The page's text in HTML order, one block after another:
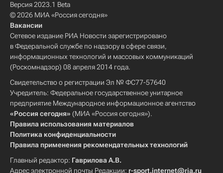
Версия 2023.1 Beta
© 2026 МИА «Россия сегодня»
Вакансии
Сетевое издание РИА Новости зарегистрировано
в Федеральной службе по надзору в сфере связи,
информационных технологий и массовых коммуникаций
(Роскомнадзор) 08 апреля 2014 года.
Свидетельство о регистрации Эл № ФС77-57640
Учредитель: Федеральное государственное унитарное
предприятие Международное информационное агентство
«Россия сегодня» (МИА «Россия сегодня»).
Правила использования материалов
Политика конфиденциальности
Правила применения рекомендательных технологий
Главный редактор: Гаврилова А.В.
Адрес электронной почты Редакции: r-sport.internet@ria.ru